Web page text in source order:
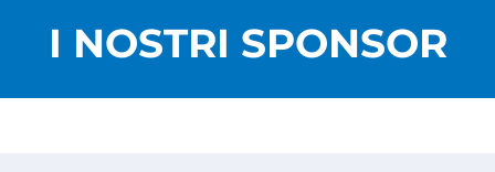
I NOSTRI SPONSOR